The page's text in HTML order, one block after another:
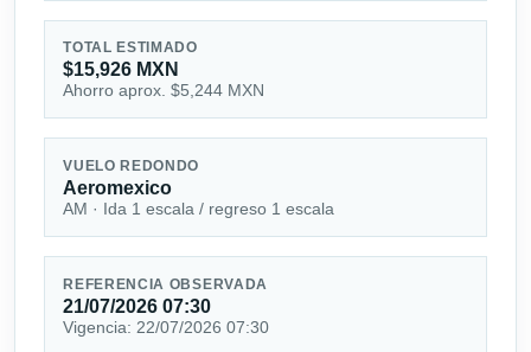
TOTAL ESTIMADO
$15,926 MXN
Ahorro aprox. $5,244 MXN
VUELO REDONDO
Aeromexico
AM · Ida 1 escala / regreso 1 escala
REFERENCIA OBSERVADA
21/07/2026 07:30
Vigencia: 22/07/2026 07:30